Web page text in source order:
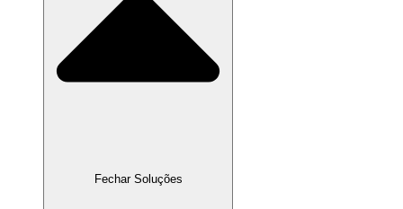
Fechar Soluções